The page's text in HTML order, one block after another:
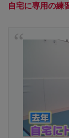
自宅に専用の練